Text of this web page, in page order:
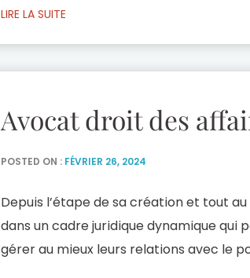
Avocats met son expérience et son
LIRE LA SUITE
Avocat droit des
POSTED ON : FÉVRIER 26, 2024
Depuis l’étape de sa création et tout
dans un cadre juridique dynamique qui
gérer au mieux leurs relations avec le